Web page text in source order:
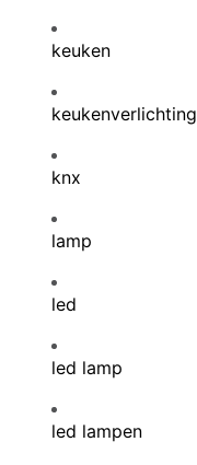
keuken
keukenverlichting
knx
lamp
led
led lamp
led lampen